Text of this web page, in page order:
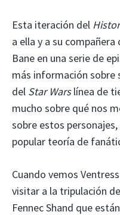
Esta iteración del
a ella y a su
Bane en una serie de
más información sobre
del Star Warslínea de
mucho sobre qué nos
sobre estos
popular teoría de
Cuando vemos
visitar a la tripulación
Fennec Shand que